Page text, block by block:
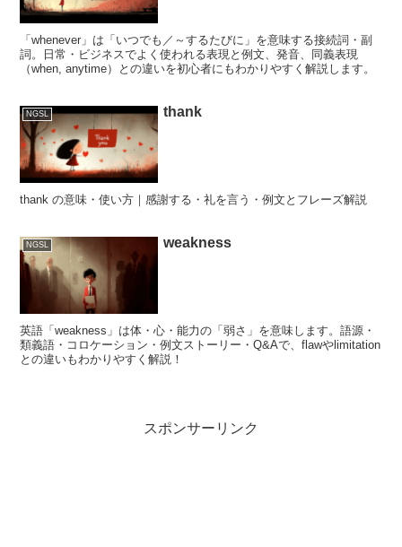
「whenever」は「いつでも／～するたびに」を意味する接続詞・副
詞。日常・ビジネスでよく使われる表現と例文、発音、同義表現
（when, anytime）との違いを初心者にもわかりやすく解説します。
NGSL thank
thank の意味・使い方｜感謝する・礼を言う・例文とフレーズ解説
NGSL weakness
英語「weakness」は体・心・能力の「弱さ」を意味します。語源・
類義語・コロケーション・例文ストーリー・Q&Aで、flawやlimitation
との違いもわかりやすく解説！
スポンサーリンク